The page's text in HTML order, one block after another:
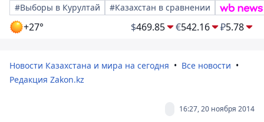
#Выборы в Курултай
#Казахстан в сравнении
+27° $469.85 €542.16 ₽5.78
Новости Казахстана и мира на сегодня
Все новости
Редакция Zakon.kz
16:27, 20 ноября 2014